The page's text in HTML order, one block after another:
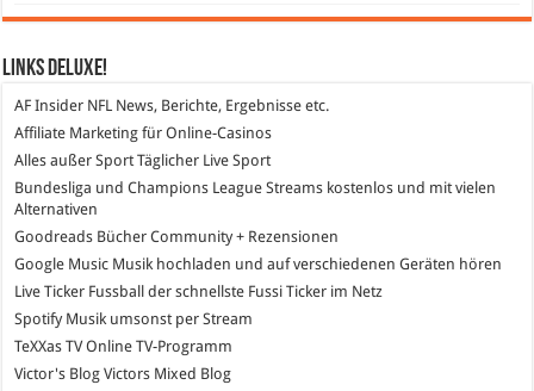
Links DeLuXe!
AF Insider NFL News, Berichte, Ergebnisse etc.
Affiliate Marketing für Online-Casinos
Alles außer SportTäglicher Live Sport
Bundesliga und Champions League Streams kostenlos und mit vielen
Alternativen
Goodreads Bücher Community + Rezensionen
Google Music Musik hochladen und auf verschiedenen Geräten hören
Live Ticker Fussball
der schnellste Fussi Ticker im Netz
SpotifyMusik umsonst per Stream
TeXXas TVOnline TV-Programm
Victor's Blog Victors Mixed Blog